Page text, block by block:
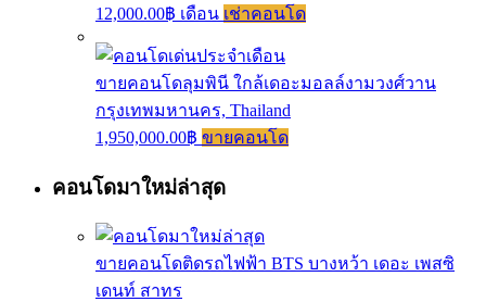
12,000.00฿ เดือน เช่าคอนโด
ขายคอนโดลุมพินี ใกล้เดอะมอลล์งามวงศ์วาน
กรุงเทพมหานคร, Thailand
1,950,000.00฿ ขายคอนโด
คอนโดมาใหม่ล่าสุด
ขายคอนโดติดรถไฟฟ้า BTS บางหว้า เดอะ เพสซิ
เดนท์ สาทร